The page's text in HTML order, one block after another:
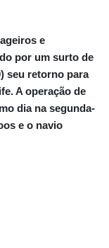
e
por um surto de
seu retorno para
A operação de
dia na segunda-
e o navio